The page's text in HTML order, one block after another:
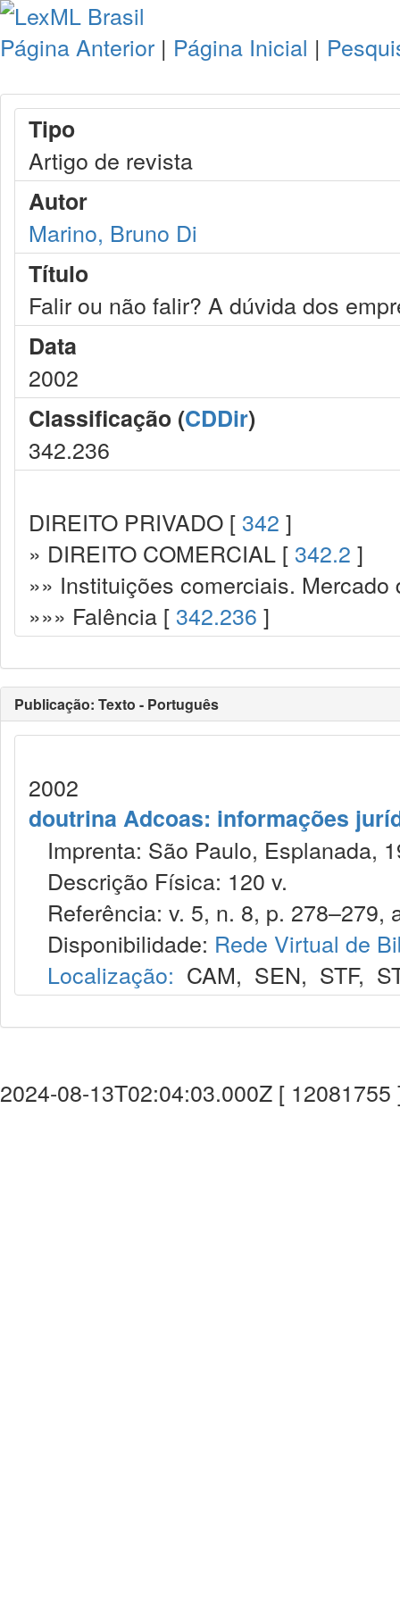
Página Anterior | Página Inicial |
Tipo
Artigo de revista
Autor
Marino, Bruno Di
Título
Falir ou não falir? A dúvida dos
Data
2002
Classificação (CDDir)
342.236
DIREITO PRIVADO [ 342 ]
» DIREITO COMERCIAL [ 342.2 ]
»» Instituições comerciais.
»»» Falência [ 342.236 ]
Publicação: Texto - Português
2002
doutrina Adcoas: informações
Imprenta: São Paulo, Esplanada,
Descrição Física: 120 v.
Referência: v. 5, n. 8, p. 278–279,
Disponibilidade: Rede Virtual de
Localização: CAM, SEN, STF,
2024-08-13T02:04:03.000Z [ 12081755